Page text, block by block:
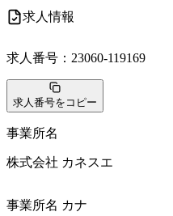
求人情報
求人番号： 23060-119169
求人番号をコピー
事業所名
株式会社 カネスエ
事業所名 カナ